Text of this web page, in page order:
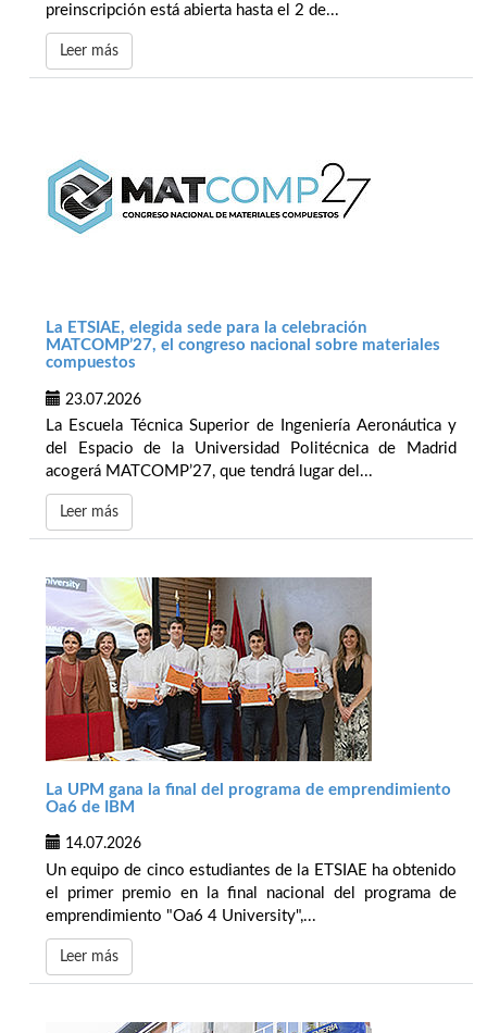
preinscripción está abierta hasta el 2 de...
Leer más
La ETSIAE, elegida sede para la celebración
MATCOMP’27, el congreso nacional sobre materiales
compuestos
23.07.2026
La Escuela Técnica Superior de Ingeniería Aeronáutica y
del Espacio de la Universidad Politécnica de Madrid
acogerá MATCOMP’27, que tendrá lugar del...
Leer más
La UPM gana la final del programa de emprendimiento
Oa6 de IBM
14.07.2026
Un equipo de cinco estudiantes de la ETSIAE ha obtenido
el primer premio en la final nacional del programa de
emprendimiento "Oa6 4 University",...
Leer más